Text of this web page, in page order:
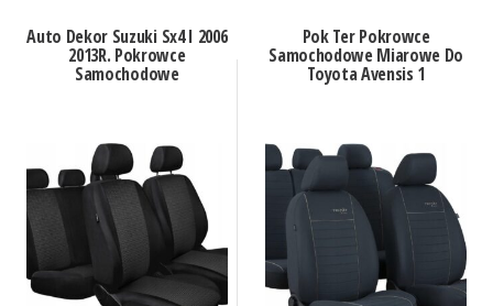
Auto Dekor Suzuki Sx4 I 2006
2013R. Pokrowce
Samochodowe
Pok Ter Pokrowce
Samochodowe Miarowe Do
Toyota Avensis 1